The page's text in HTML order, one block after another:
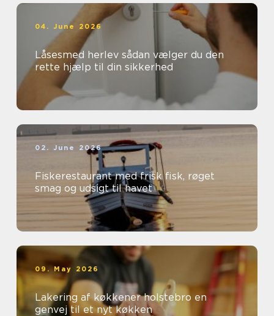
04. June 2026
Låsesmed herlev sådan vælger du den
rette hjælp til din sikkerhed
02. June 2026
Fiskerestaurant med frisk fisk, røget
smag og udsigt til havet
09. May 2026
Lakering af køkkener holstebro en
genvej til et nyt køkken